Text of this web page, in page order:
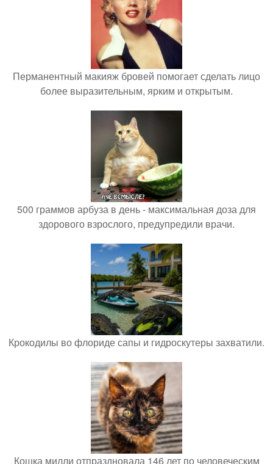
Перманентный макияж бровей помогает сделать лицо
более выразительным, ярким и открытым.
500 граммов арбуза в день - максимальная доза для
здорового взрослого, предупредили врачи.
Крокодилы во флориде сапы и гидроскутеры захватили.
Кошка милли отпраздновала 146 лет по человеческим